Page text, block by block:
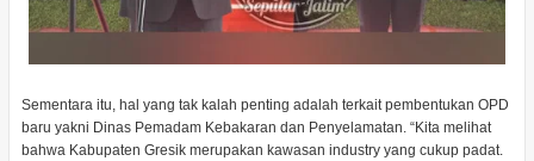
Sementara itu, hal yang tak kalah penting adalah terkait pembentukan OPD
baru yakni Dinas Pemadam Kebakaran dan Penyelamatan. “Kita melihat
bahwa Kabupaten Gresik merupakan kawasan industry yang cukup padat.